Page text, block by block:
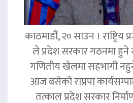
काठमाडौं, २० साउन । राष्ट्रिय
ले प्रदेश सरकार गठनमा
गणितीय खेलमा सहभागी
आज बसेको राप्रपा
तत्काल प्रदेश सरकार